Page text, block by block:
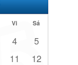
Vi Sá
4 5
11 12